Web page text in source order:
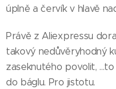
úplně a červík v hlavě
Právě z Aliexpressu
takový nedůvěryhodný
zaseknutého povolit,
do báglu. Pro jistotu.